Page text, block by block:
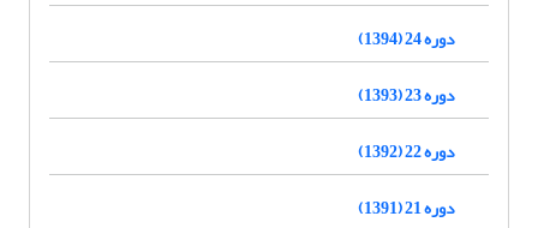
دوره 24 (1394)
دوره 23 (1393)
دوره 22 (1392)
دوره 21 (1391)